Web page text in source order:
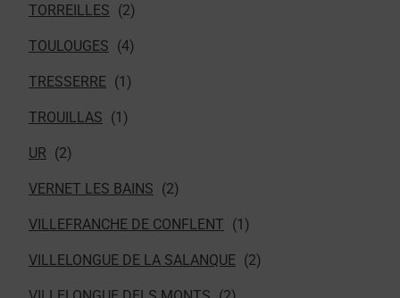
TORREILLES
TOULOUGES
TRESSERRE
TROUILLAS
UR
VERNET LES BAINS
VILLEFRANCHE DE CONFLENT
VILLELONGUE DE LA SALANQUE